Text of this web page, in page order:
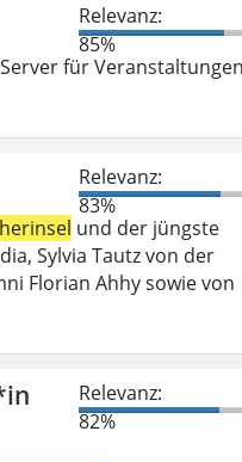
Relevanz:
85%
für
Relevanz:
83%
und der jüngste
Sylvia Tautz von der
Florian Ahhy sowie von
Relevanz:
82%